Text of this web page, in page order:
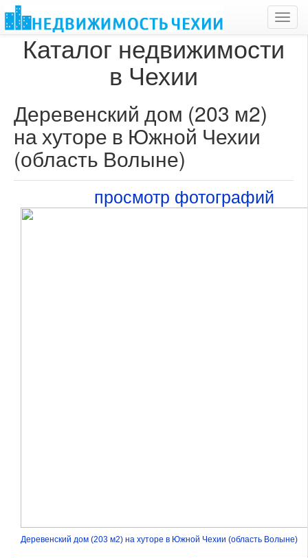
Каталог недвижимости
в Чехии
Деревенский дом (203 м2)
на хуторе в Южной Чехии
(область Волыне)
просмотр фотографий
Деревенский дом (203 м2) на хуторе в Южной Чехии (область Волыне)